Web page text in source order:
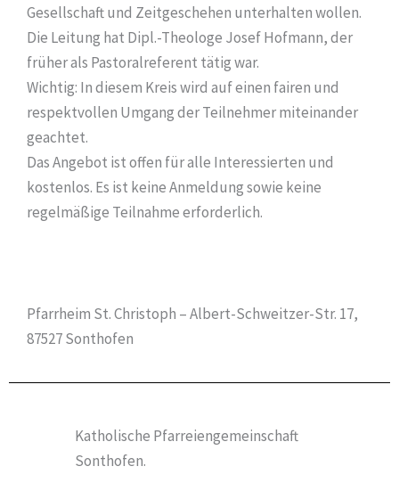
Gesellschaft und Zeitgeschehen unterhalten wollen.
Die Leitung hat Dipl.-Theologe Josef Hofmann, der
früher als Pastoralreferent tätig war.
Wichtig: In diesem Kreis wird auf einen fairen und
respektvollen Umgang der Teilnehmer miteinander
geachtet.
Das Angebot ist offen für alle Interessierten und
kostenlos. Es ist keine Anmeldung sowie keine
regelmäßige Teilnahme erforderlich.
Pfarrheim St. Christoph – Albert-Schweitzer-Str. 17,
87527 Sonthofen
Katholische Pfarreiengemeinschaft
Sonthofen.